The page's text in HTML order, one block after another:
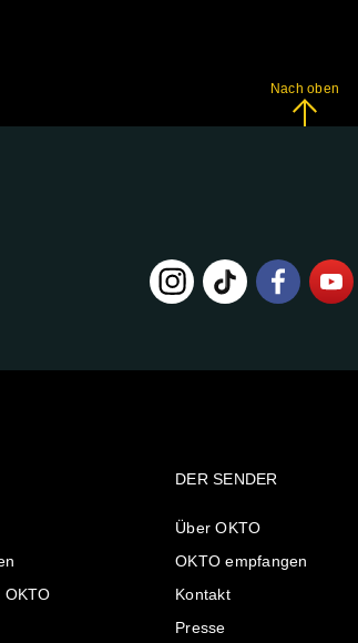
Nach oben
OKTO
DER SENDER
Über OKTO
OKTO empfangen
Kontakt
Presse